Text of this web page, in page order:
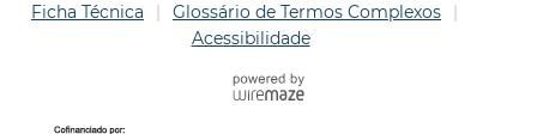
Ficha Técnica
Glossário de Termos Complexos
Acessibilidade